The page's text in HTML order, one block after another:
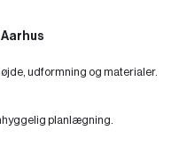
udformning og materialer.
planlægning.